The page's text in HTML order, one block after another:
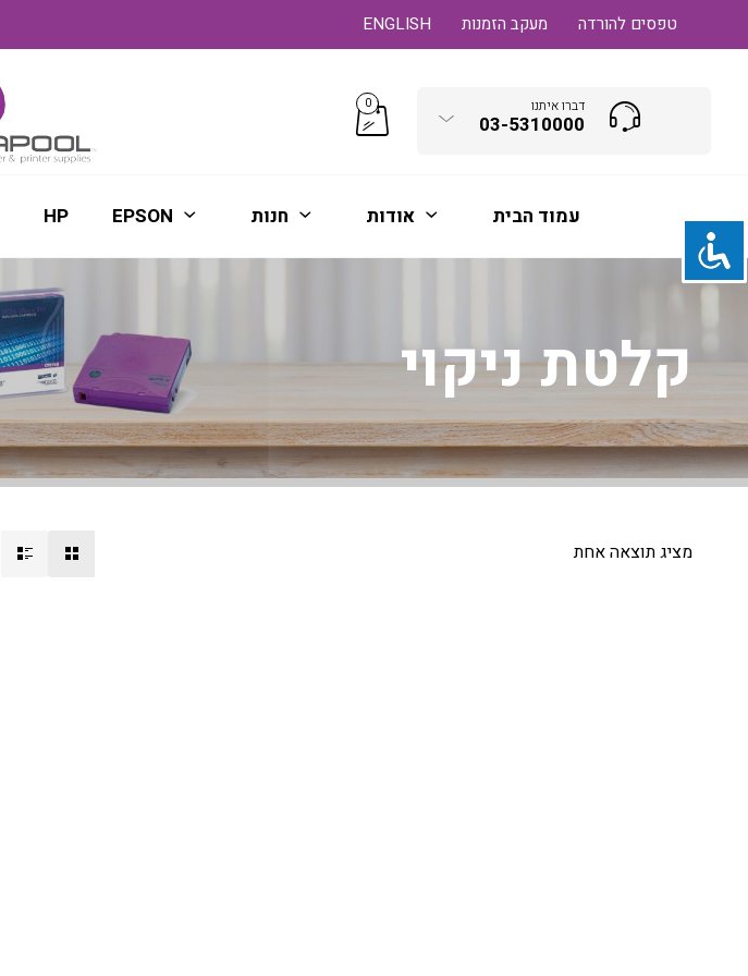
ENGLISH מעקב הזמנות טפסים להורדה
דברו איתנו
03-5310000
0
עמוד הבית אודות חנות EPSON
HP
קלטת ניקוי
מציג תוצאה אחת